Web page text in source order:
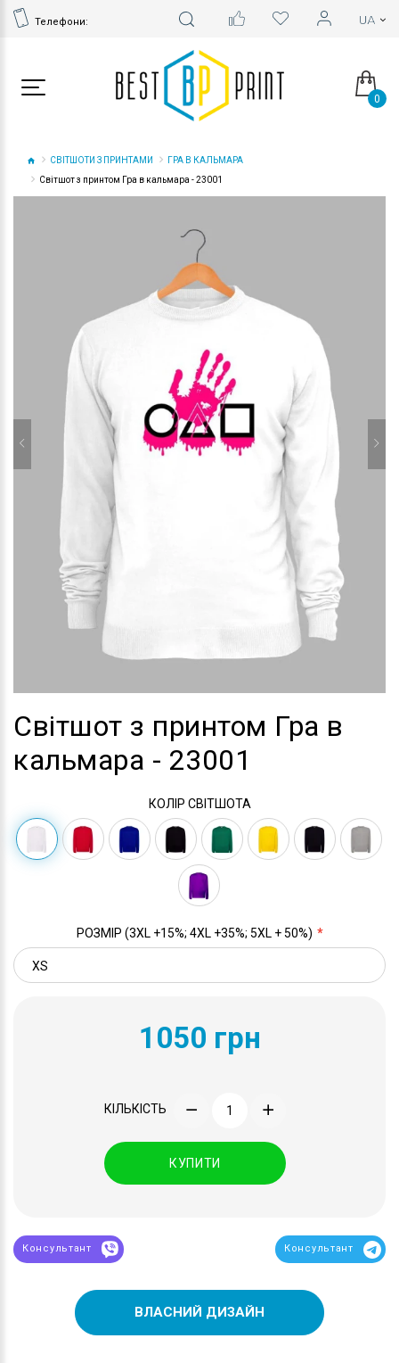
Телефони:
0
СВІТШОТИ З ПРИНТАМИ
ГРА В КАЛЬМАРА
Світшот з принтом Гра в кальмара - 23001
Світшот з принтом Гра в
кальмара - 23001
КОЛІР СВІТШОТА
РОЗМІР (3XL +15%; 4XL +35%; 5XL + 50%)
1050 грн
КІЛЬКІСТЬ
КУПИТИ
Консультант Консультант
ВЛАСНИЙ ДИЗАЙН